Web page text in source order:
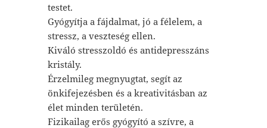
testet.
Gyógyítja a fájdalmat, jó a félelem, a
stressz, a veszteség ellen.
Kiváló stresszoldó és antidepresszáns
kristály.
Érzelmileg megnyugtat, segít az
önkifejezésben és a kreativitásban az
élet minden területén.
Fizikailag erős gyógyító a szívre, a